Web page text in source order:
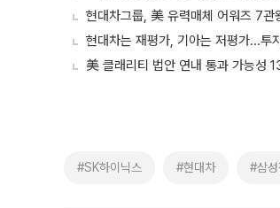
현대차그룹, 美 유력매체 어워즈 7관
현대차는 재평가, 기아는 저평가...투
美 클래리티 법안 연내 통과 가능성
#SK하이닉스 #현대차 #삼